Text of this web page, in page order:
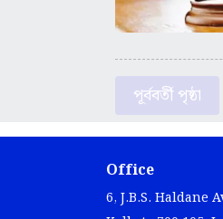
পূর্ববর্তী পৃষ্ঠা
Office
6, J.B.S. Haldane